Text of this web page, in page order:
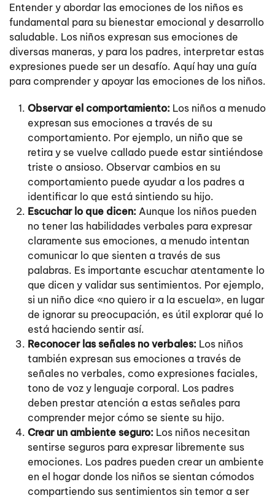
Entender y abordar las emociones de los niños es
fundamental para su bienestar emocional y desarrollo
saludable. Los niños expresan sus emociones de
diversas maneras, y para los padres, interpretar estas
expresiones puede ser un desafío. Aquí hay una guía
para comprender y apoyar las emociones de los niños.
Observar el comportamiento: Los niños a menudo
expresan sus emociones a través de su
comportamiento. Por ejemplo, un niño que se
retira y se vuelve callado puede estar sintiéndose
triste o ansioso. Observar cambios en su
comportamiento puede ayudar a los padres a
identificar lo que está sintiendo su hijo.
Escuchar lo que dicen: Aunque los niños pueden
no tener las habilidades verbales para expresar
claramente sus emociones, a menudo intentan
comunicar lo que sienten a través de sus
palabras. Es importante escuchar atentamente lo
que dicen y validar sus sentimientos. Por ejemplo,
si un niño dice «no quiero ir a la escuela», en lugar
de ignorar su preocupación, es útil explorar qué lo
está haciendo sentir así.
Reconocer las señales no verbales: Los niños
también expresan sus emociones a través de
señales no verbales, como expresiones faciales,
tono de voz y lenguaje corporal. Los padres
deben prestar atención a estas señales para
comprender mejor cómo se siente su hijo.
Crear un ambiente seguro: Los niños necesitan
sentirse seguros para expresar libremente sus
emociones. Los padres pueden crear un ambiente
en el hogar donde los niños se sientan cómodos
compartiendo sus sentimientos sin temor a ser